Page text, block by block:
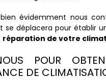
évidemment nous
se déplacera pour établir
réparation de votre
POUR
DE